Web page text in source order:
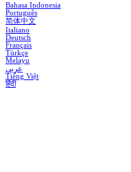
Bahasa Indonesia
Português
简体中文
Italiano
Deutsch
Français
Türkçe
Melayu
عربي
Tiếng Việt
हिंदी